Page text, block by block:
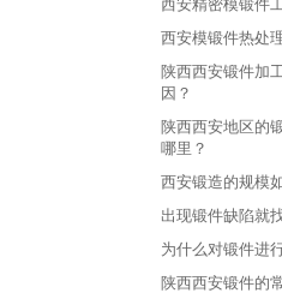
西安精密模锻件
西安模锻件热处
陕西西安锻件加
因？
陕西西安地区的
哪里？
西安锻造的规模
出现锻件缺陷就
为什么对锻件进
陕西西安锻件的